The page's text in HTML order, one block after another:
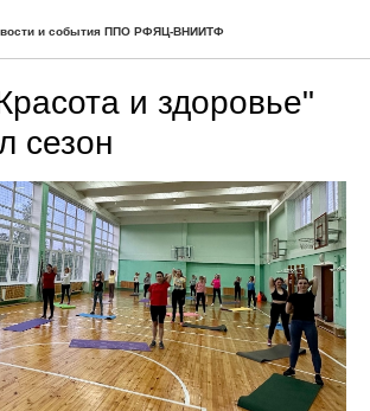
и события ППО РФЯЦ-ВНИИТФ
и здоровье"
сезон